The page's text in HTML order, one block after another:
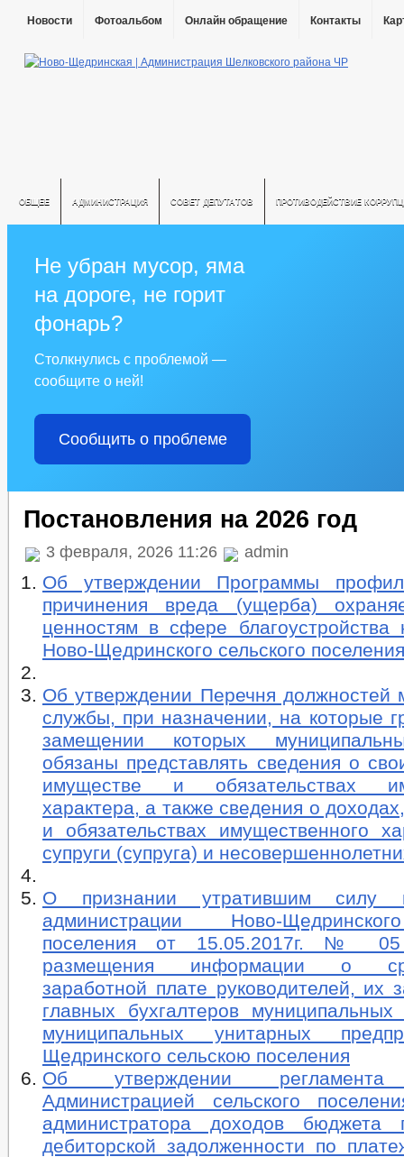
Новости Фотоальбом Онлайн обращение Контакты
ОБЩЕЕ АДМИНИСТРАЦИЯ СОВЕТ ДЕПУТАТОВ ПРОТИВОДЕЙСТВИЕ
Не убран мусор, яма
на дороге, не горит
фонарь?
Столкнулись с проблемой —
сообщите о ней!
Сообщить о проблеме
Постановления на 2026 год
3 февраля, 2026 11:26 admin
Об утверждении Программы
причинения вреда (ущерба)
ценностям в сфере благоустройства
Ново-Щедринского сельского
Об утверждении Перечня должностей
службы, при назначении, на которые
замещении которых
обязаны представлять сведения о
имуществе и обязательствах
характера, а также сведения о
и обязательствах имущественного
супруги (супруга) и
О признании утратившим силу
администрации Ново-
поселения от 15.05.2017г. №
размещения информации о
заработной плате руководителей, их
главных бухгалтеров
муниципальных унитарных
Щедринского сельскою поселения
Об утверждении регламента
Администрацией сельского
администратора доходов бюджета
дебиторской задолженности по